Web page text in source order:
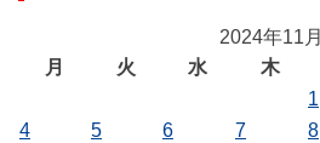
2024年11月
月
火 水 木
1
4
5 6 7 8